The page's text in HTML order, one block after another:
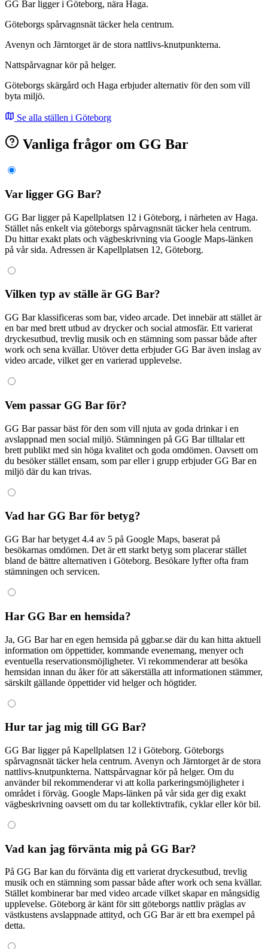
GG Bar ligger i Göteborg, nära Haga.
Göteborgs spårvagnsnät täcker hela centrum.
Avenyn och Järntorget är de stora nattlivs-knutpunkterna.
Nattspårvagnar kör på helger.
Göteborgs skärgård och Haga erbjuder alternativ för den som vill
byta miljö.
Se alla ställen i Göteborg
Vanliga frågor om GG Bar
Var ligger GG Bar?
GG Bar ligger på Kapellplatsen 12 i Göteborg, i närheten av Haga.
Stället nås enkelt via göteborgs spårvagnsnät täcker hela centrum.
Du hittar exakt plats och vägbeskrivning via Google Maps-länken
på vår sida. Adressen är Kapellplatsen 12, Göteborg.
Vilken typ av ställe är GG Bar?
GG Bar klassificeras som bar, video arcade. Det innebär att stället är
en bar med brett utbud av drycker och social atmosfär. Ett varierat
dryckesutbud, trevlig musik och en stämning som passar både after
work och sena kvällar. Utöver detta erbjuder GG Bar även inslag av
video arcade, vilket ger en varierad upplevelse.
Vem passar GG Bar för?
GG Bar passar bäst för den som vill njuta av goda drinkar i en
avslappnad men social miljö. Stämningen på GG Bar tilltalar ett
brett publikt med sin höga kvalitet och goda omdömen. Oavsett om
du besöker stället ensam, som par eller i grupp erbjuder GG Bar en
miljö där du kan trivas.
Vad har GG Bar för betyg?
GG Bar har betyget 4.4 av 5 på Google Maps, baserat på
besökarnas omdömen. Det är ett starkt betyg som placerar stället
bland de bättre alternativen i Göteborg. Besökare lyfter ofta fram
stämningen och servicen.
Har GG Bar en hemsida?
Ja, GG Bar har en egen hemsida på ggbar.se där du kan hitta aktuell
information om öppettider, kommande evenemang, menyer och
eventuella reservationsmöjligheter. Vi rekommenderar att besöka
hemsidan innan du åker för att säkerställa att informationen stämmer,
särskilt gällande öppettider vid helger och högtider.
Hur tar jag mig till GG Bar?
GG Bar ligger på Kapellplatsen 12 i Göteborg. Göteborgs
spårvagnsnät täcker hela centrum. Avenyn och Järntorget är de stora
nattlivs-knutpunkterna. Nattspårvagnar kör på helger. Om du
använder bil rekommenderar vi att kolla parkeringsmöjligheter i
området i förväg. Google Maps-länken på vår sida ger dig exakt
vägbeskrivning oavsett om du tar kollektivtrafik, cyklar eller kör bil.
Vad kan jag förvänta mig på GG Bar?
På GG Bar kan du förvänta dig ett varierat dryckesutbud, trevlig
musik och en stämning som passar både after work och sena kvällar.
Stället kombinerar bar med video arcade vilket skapar en mångsidig
upplevelse. Göteborg är känt för sitt göteborgs nattliv präglas av
västkustens avslappnade attityd, och GG Bar är ett bra exempel på
detta.